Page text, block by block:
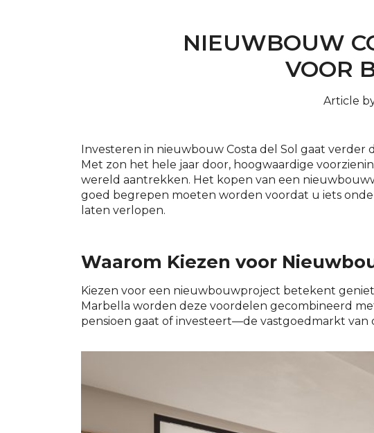
NIEUWBOUW
VOOR
Article
Investeren in nieuwbouw Costa del Sol gaat
Met zon het hele jaar door, hoogwaardige
wereld aantrekken. Het kopen van een
goed begrepen moeten worden voordat u iets
laten verlopen.
Waarom Kiezen voor
Kiezen voor een nieuwbouwproject betekent
Marbella worden deze voordelen gecombineerd
pensioen gaat of investeert—de vastgoedmarkt van